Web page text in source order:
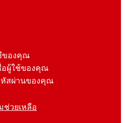
ของคุณ
อผู้ใช้ของคุณ
หัสผ่านของคุณ
ช่วยเหลือ